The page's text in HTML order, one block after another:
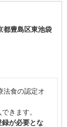
都豊島区東池袋
法食の認定オ
きます。
が必要とな